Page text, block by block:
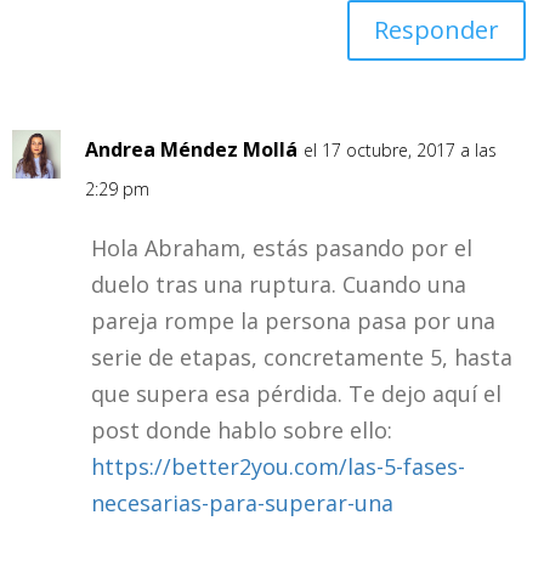
Responder
Andrea Méndez Mollá el 17 octubre, 2017 a las
2:29 pm
Hola Abraham, estás pasando por el
duelo tras una ruptura. Cuando una
pareja rompe la persona pasa por una
serie de etapas, concretamente 5, hasta
que supera esa pérdida. Te dejo aquí el
post donde hablo sobre ello:
https://better2you.com/las-5-fases-
necesarias-para-superar-una